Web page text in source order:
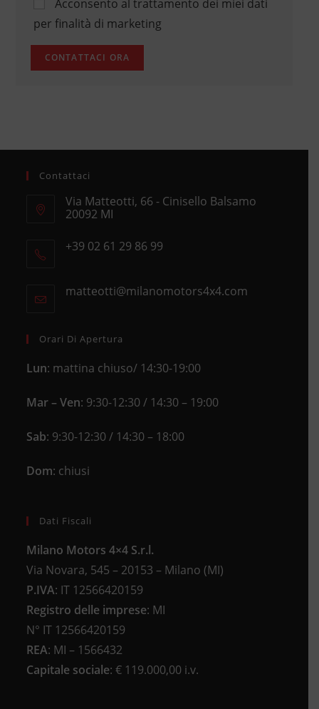
Acconsento al trattamento dei miei dati
per finalità di marketing
Contattaci
Via Matteotti, 66 - Cinisello Balsamo
20092 MI
in
+39 02 61 29 86 99
your
matteotti@milanomotors4x4.comOpens
Orari Di Apertura
Lun: mattina chiuso/ 14:30-19:00
Mar – Ven: 9:30-12:30 / 14:30 – 19:00
Sab: 9:30-12:30 / 14:30 – 18:00
Dom: chiusi
Dati Fiscali
Milano Motors 4×4 S.r.l.
Via Novara, 545 – 20153 – Milano (MI)
P.IVA: IT 12566420159
Registro delle imprese: MI
N° IT 12566420159
REA: MI – 1566432
Capitale sociale: € 119.000,00 i.v.